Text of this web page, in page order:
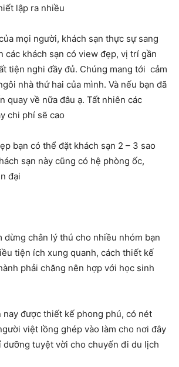
lập ra nhiều
mọi người, khách sạn thực sự sang
các khách sạn có view đẹp, vị trí gần
tiện nghi đầy đủ. Chúng mang tới cảm
nhà thứ hai của mình. Và nếu bạn đã
quay về nữa đâu ạ. Tất nhiên các
chi phí sẽ cao
bạn có thể đặt khách sạn 2 – 3 sao
sạn này cũng có hệ phòng ốc,
đại
dừng chân lý thú cho nhiều nhóm bạn
tiện ích xung quanh, cách thiết kế
phải chăng nên hợp với học sinh
nay được thiết kế phong phú, có nét
việt lồng ghép vào làm cho nơi đây
tuyệt vời cho chuyến đi du lịch